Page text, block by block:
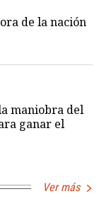
de la nación
maniobra del
ganar el
Ver más